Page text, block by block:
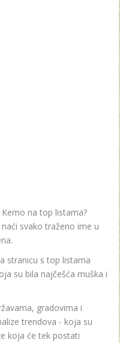
na top listama?
svako traženo ime u
stranicu s top listama
su bila najčešća muška i
gradovima i
trendova - koja su
koja će tek postati